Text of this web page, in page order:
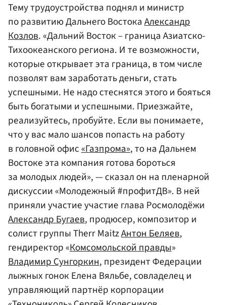
Тему трудоустройства поднял и министр
по развитию Дальнего ВостокаАлександр
Козлов. «Дальний Восток – граница Азиатско-
Тихоокеанского региона. И те возможности,
которые открывает эта граница, в том числе
позволят вам заработать деньги, стать
успешными. Не надо стеснятся этого и бояться
быть богатыми и успешными. Приезжайте,
реализуйтесь, пробуйте. Если вы понимаете,
что у вас мало шансов попасть на работу
в головной офис«Газпрома», то на Дальнем
Востоке эта компания готова бороться
за молодых людей», — сказал он на пленарной
дискуссии «Молодежный #профитДВ». В ней
приняли участие участие глава Росмолодёжи
Александр Бугаев, продюсер, композитор и
солист группы Therr MaitzАнтон Беляев,
гендиректор «Комсомольской правды»
Владимир Сунгоркин, президент Федерации
лыжных гонок Елена Вяльбе, совладелец и
управляющий партнёр корпорации